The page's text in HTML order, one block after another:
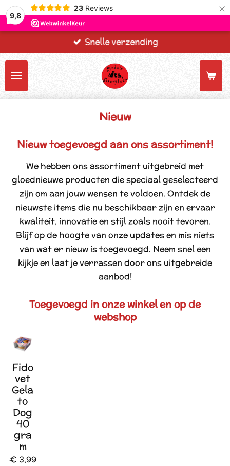
9,8
23 Reviews ×
Snelle verzending
Nieuw
Nieuw toegevoegd aan ons assortiment!
We hebben ons assortiment uitgebreid met
gloednieuwe producten die speciaal geselecteerd
zijn om aan jouw wensen te voldoen. Ontdek de
nieuwste items die nu beschikbaar zijn en ervaar
kwaliteit, innovatie en stijl zoals nooit tevoren.
Blijf op de hoogte van onze updates en mis niets
van wat er nieuw is toegevoegd. Neem snel een
kijkje en laat je verrassen door ons uitgebreide
aanbod!
Toegevoegd in onze winkel en op de
webshop
Fido
vet
Gela
to
Dog
40
gra
m
€ 3,99